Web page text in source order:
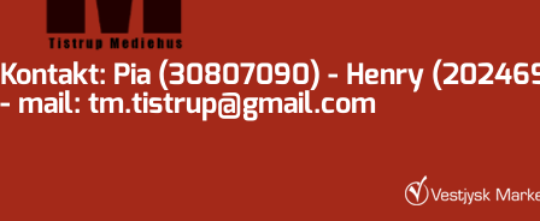
Kontakt: Pia (30807090) - Henry
- mail: tm.tistrup@gmail.com